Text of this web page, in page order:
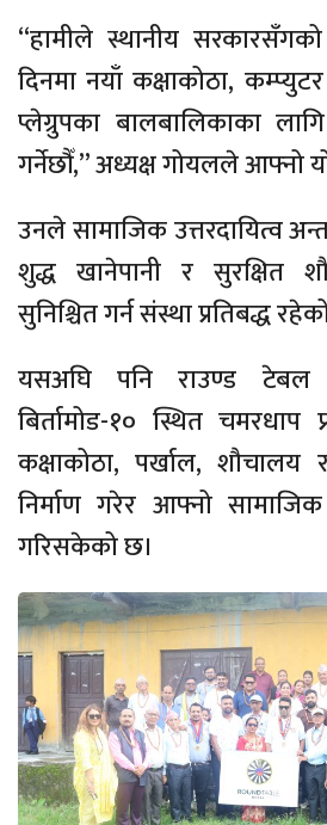
“हामीले स्थानीय
दिनमा नयाँ कक्षाकोठा,
प्लेग्रुपका बालबालिकाका
गर्नेछौँ,” अध्यक्ष गोयलले आफ्नो
उनले सामाजिक उत्तरदायित्व
शुद्ध खानेपानी र सुरक्षित
सुनिश्चित गर्न संस्था प्रतिबद्ध
यसअघि पनि राउण्ड टेबल
बिर्तामोड-१० स्थित चमरधाप
कक्षाकोठा, पर्खाल, शौचालय
निर्माण गरेर आफ्नो सामाजिक
गरिसकेको छ।